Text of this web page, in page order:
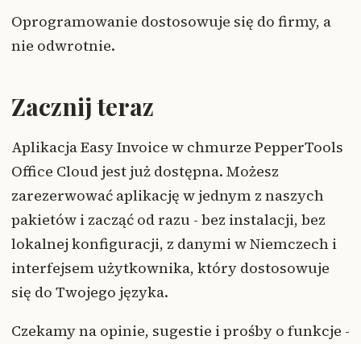
Oprogramowanie dostosowuje się do firmy, a
nie odwrotnie.
Zacznij teraz
Aplikacja Easy Invoice w chmurze PepperTools
Office Cloud jest już dostępna. Możesz
zarezerwować aplikację w jednym z naszych
pakietów i zacząć od razu - bez instalacji, bez
lokalnej konfiguracji, z danymi w Niemczech i
interfejsem użytkownika, który dostosowuje
się do Twojego języka.
Czekamy na opinie, sugestie i prośby o funkcje -